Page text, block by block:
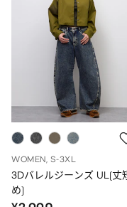
WOMEN, S-3XL
3Dバレルジーンズ UL(丈
め)